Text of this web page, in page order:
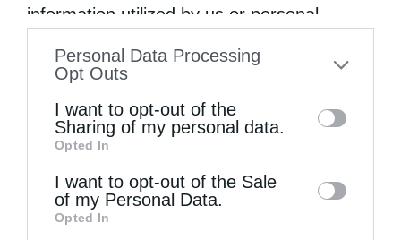
information utilized by us or personal
to your opt-out. You may separately opt-out
information by third parties on the IAB’s list
of downstream participants. This
information may also be disclosed by us to
third parties on theIAB’s List of
Downstream Participants
Personal Data Processing
Opt Outs
I want to opt-out of the
Sharing of my personal data.
Opted In
I want to opt-out of the Sale
of my Personal Data.
Opted In